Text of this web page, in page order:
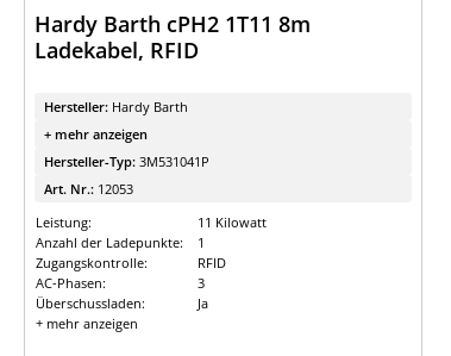
Hardy Barth cPH2 1T11 8m
Ladekabel, RFID
Hersteller: Hardy Barth
+ mehr anzeigen
Hersteller-Typ: 3M531041P
Art. Nr.: 12053
Leistung:
11 Kilowatt
Anzahl der Ladepunkte:
1
Zugangskontrolle:
RFID
AC-Phasen:
3
Überschussladen:
Ja
+ mehr anzeigen